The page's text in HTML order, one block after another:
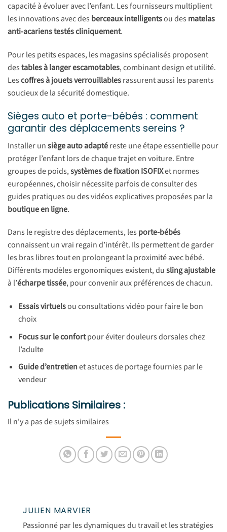
capacité à évoluer avec l’enfant. Les fournisseurs multiplient
les innovations avec des berceaux intelligentsou des matelas
anti-acariens testés cliniquement.
Pour les petits espaces, les magasins spécialisés proposent
destables à langer escamotables, combinant design et utilité.
Lescoffres à jouets verrouillablesrassurent aussi les parents
soucieux de la sécurité domestique.
Sièges auto et porte-bébés : comment
garantir des déplacements sereins ?
Installer unsiège auto adaptéreste une étape essentielle pour
protéger l’enfant lors de chaque trajet en voiture. Entre
groupes de poids,systèmes de fixation ISOFIXet normes
européennes, choisir nécessite parfois de consulter des
guides pratiques ou des vidéos explicatives proposées par la
boutique en ligne.
Dans le registre des déplacements, les porte-bébés
connaissent un vrai regain d’intérêt. Ils permettent de garder
les bras libres tout en prolongeant la proximité avec bébé.
Différents modèles ergonomiques existent, dusling ajustable
à l’écharpe tissée, pour convenir aux préférences de chacun.
Essais virtuelsou consultations vidéo pour faire le bon
choix
Focus sur le confortpour éviter douleurs dorsales chez
l’adulte
Guide d’entretienet astuces de portage fournies par le
vendeur
Publications Similaires :
Il n'y a pas de sujets similaires
JULIEN MARVIER
Passionné par les dynamiques du travail et les stratégies